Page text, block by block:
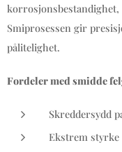
Smiprosessen gir
pålitelighet.
Fordeler med smidde
Skreddersydd
Ekstrem